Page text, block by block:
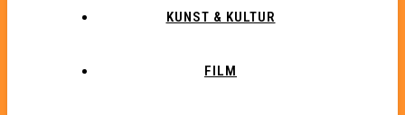
KUNST & KULTUR
FILM